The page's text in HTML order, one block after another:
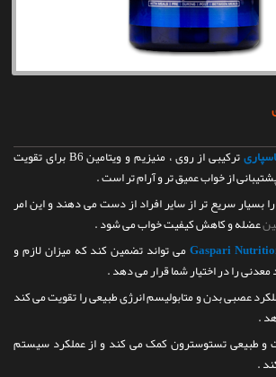
ترکیبی از روی ، منیزیم و ویتامین B6 برای تقویت
از خواب عمیق تر و آرام تر است .
بسیار سریع تر از سایر افراد از دست می دهند و این امر
عضله و کاهش کیفیت خواب می شود .
می تواند تضمین کند که میزان لازم و
معدنی را در اختیار شما قرار می دهد .
عصبی بدن و متابولیسم انرژی طبیعی را تقویت می کند
.
طبیعی تستوسترون کمک می کند و از عملکرد سیستم
.